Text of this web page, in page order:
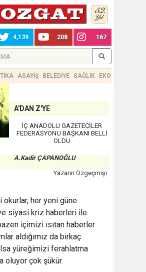
4,139 208 167
ASAYİŞ BELEDİYE SAĞLIK EKONOMİ
A'DAN Z'YE
İÇ ANADOLU GAZETECİLER
FEDERASYONU BAŞKANI BELLİ
OLDU
A.Kadir ÇAPANOĞLU
Yazarın Özgeçmişi
okurlar, her yeni güne
siyasi kriz haberleri ile
içimizi ısıtan haberler
aldığımız da birkaç
yüreğimizi ferahlatma
oluyor çok şükür.